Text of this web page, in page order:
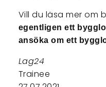
Vill du läsa mer om
egentligen ett
ansöka om ett
Lag24
Trainee